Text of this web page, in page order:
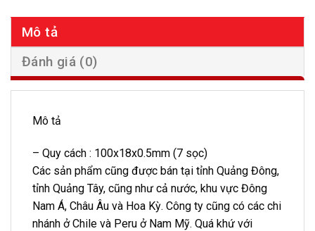
Mô tả
Đánh giá (0)
Mô tả
– Quy cách : 100x18x0.5mm (7 sọc)
Các sản phẩm cũng được bán tại tỉnh Quảng Đông,
tỉnh Quảng Tây, cũng như cả nước, khu vực Đông
Nam Á, Châu Âu và Hoa Kỳ. Công ty cũng có các chi
nhánh ở Chile và Peru ở Nam Mỹ. Quá khứ với